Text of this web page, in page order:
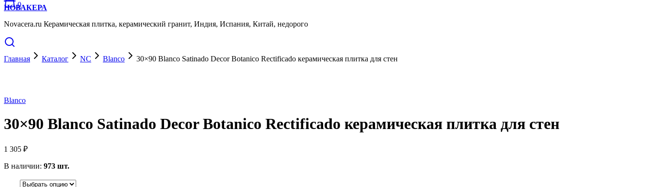
0
НОВАКЕРА
Novacera.ru Керамическая плитка, керамический гранит, Индия, Испания, Китай, недорого
Главная Каталог NC Blanco 30×90 Blanco Satinado Decor Botanico Rectificado керамическая плитка для стен
Blanco
30×90 Blanco Satinado Decor Botanico Rectificado керамическая плитка для стен
1 305 ₽
В наличии: 973 шт.